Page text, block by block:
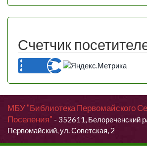
Счетчик
МБУ "Библиотека Первомайского
Поселения" - 352611, Белореченский
Первомайский, ул. Советская, 2